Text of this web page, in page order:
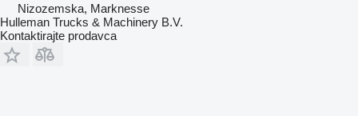
Nizozemska, Marknesse
Hulleman Trucks & Machinery B.V.
Kontaktirajte prodavca